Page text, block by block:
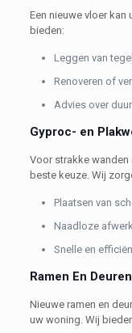
Een nieuwe vloer
bieden:
Leggen van
Renoveren of
Advies over
Gyproc- en
Voor strakke
beste keuze. Wij
Plaatsen van
Naadloze
Snelle en
Ramen En Deuren
Nieuwe ramen en
uw woning. Wij